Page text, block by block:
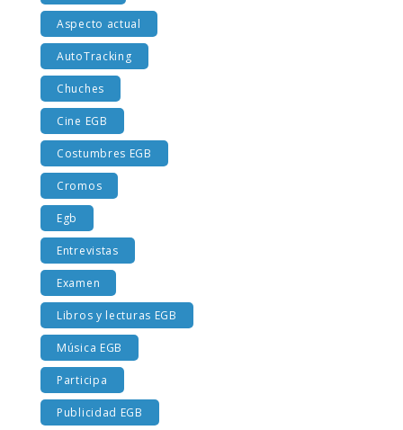
Aspecto actual
AutoTracking
Chuches
Cine EGB
Costumbres EGB
Cromos
Egb
Entrevistas
Examen
Libros y lecturas EGB
Música EGB
Participa
Publicidad EGB